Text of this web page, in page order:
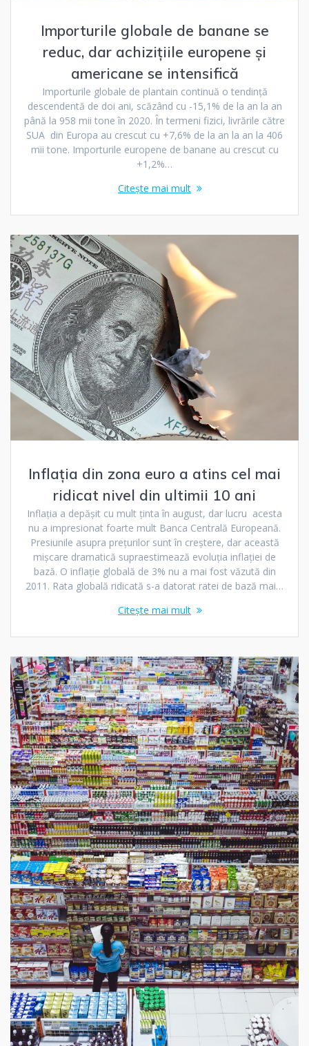
Importurile globale de banane se
reduc, dar achizițiile europene și
americane se intensifică
Importurile globale de plantain continuă o tendință
descendentă de doi ani, scăzând cu -15,1% de la an la an
până la 958 mii tone în 2020. În termeni fizici, livrările către
SUA din Europa au crescut cu +7,6% de la an la an la 406
mii tone. Importurile europene de banane au crescut cu
+1,2%…
Citește mai mult
Inflația din zona euro a atins cel mai
ridicat nivel din ultimii 10 ani
Inflația a depășit cu mult ținta în august, dar lucru acesta
nu a impresionat foarte mult Banca Centrală Europeană.
Presiunile asupra prețurilor sunt în creștere, dar această
mișcare dramatică supraestimează evoluția inflației de
bază. O inflație globală de 3% nu a mai fost văzută din
2011. Rata globală ridicată s-a datorat ratei de bază mai…
Citește mai mult